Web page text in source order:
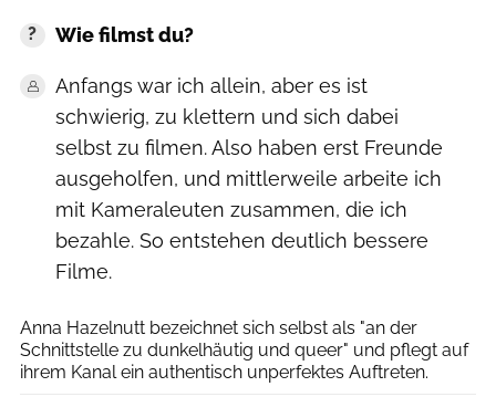
Wie filmst du?
Anfangs war ich allein, aber es ist
schwierig, zu klettern und sich dabei
selbst zu filmen. Also haben erst Freunde
ausgeholfen, und mittlerweile arbeite ich
mit Kameraleuten zusammen, die ich
bezahle. So entstehen deutlich bessere
Filme.
Anna Hazelnutt bezeichnet sich selbst als "an der
Schnittstelle zu dunkelhäutig und queer" und pflegt auf
ihrem Kanal ein authentisch unperfektes Auftreten.